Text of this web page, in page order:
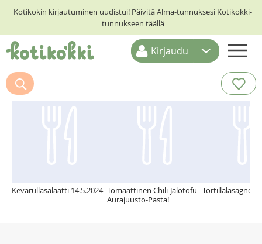
Kotikokin kirjautuminen uudistui! Päivitä Alma-tunnuksesi Kotikokki-
tunnukseen täällä
ETUSIVU
RESEPTIHAKU
Kirjaudu
Suosittelemme myös
Kevärullasalaatti 14.5.2024 Tomaattinen Chili-Jalotofu-
Aurajuusto-Pasta!
Tortillalasagne